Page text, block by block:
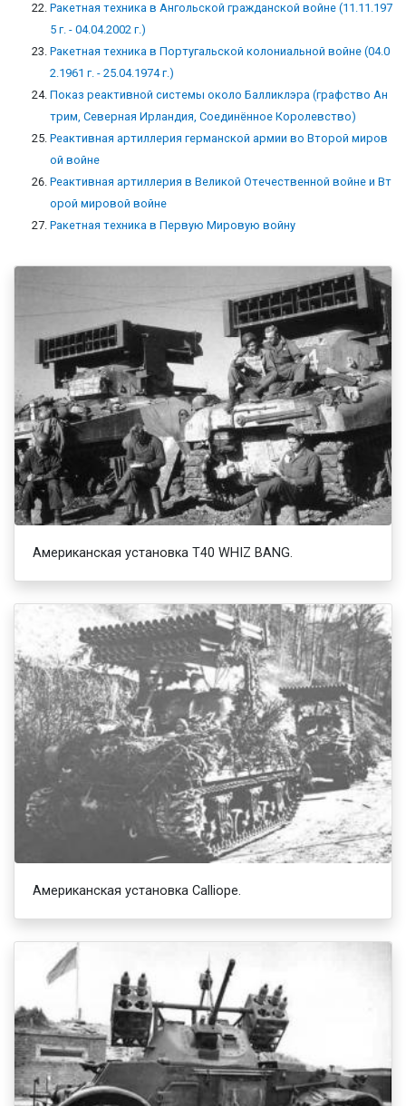
Ракетная техника в Ангольской гражданской войне (11.11.197
5 г. - 04.04.2002 г.)
Ракетная техника в Португальской колониальной войне (04.0
2.1961 г. - 25.04.1974 г.)
Показ реактивной системы около Балликлэра (графство Ан
трим, Северная Ирландия, Соединённое Королевство)
Реактивная артиллерия германской армии во Второй миров
ой войне
Реактивная артиллерия в Великой Отечественной войне и Вт
орой мировой войне
Ракетная техника в Первую Мировую войну
Американская установка Т40 WHIZ BANG.
Американская установка Calliope.